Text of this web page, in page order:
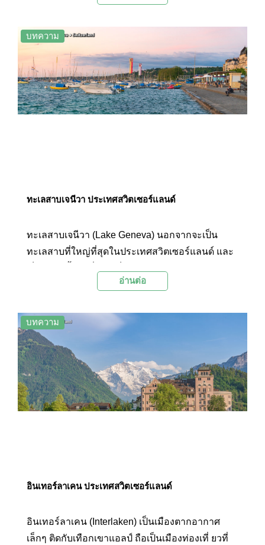
บทความ
ทะเลสาบเจนีวา ประเทศสวิตเซอร์แลนด์
ทะเลสาบเจนีวา (Lake Geneva) นอกจากจะเป็น
ทะเลสาบที่ใหญ่ที่สุดในประเทศสวิตเซอร์แลนด์ และ
กลางแล้ว ยังเป็นสถานที่ท่องเที่ยวที่มีชื่อเสียงอีกแห่ง
อ่านต่อ
บทความ
อินเทอร์ลาเคน ประเทศสวิตเซอร์แลนด์
อินเทอร์ลาเคน (Interlaken) เป็นเมืองตากอากาศ
เล็กๆ ติดกับเทือกเขาแอลป์ ถือเป็นเมืองท่องเที่ ยวที่